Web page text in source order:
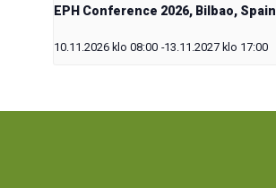
EPH Conference 2026, Bilbao, Spain
10.11.2026 klo 08:00 -13.11.2027 klo 17:00